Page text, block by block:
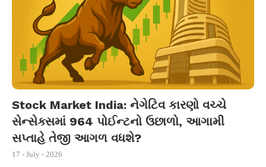
Stock Market India: નેગેટિવ કારણો વચ્ચે
સેન્સેક્સમાં 964 પોઈન્ટનો ઉછાળો, આગામી
સપ્તાહે તેજી આગળ વધશે?
17 - July - 2026